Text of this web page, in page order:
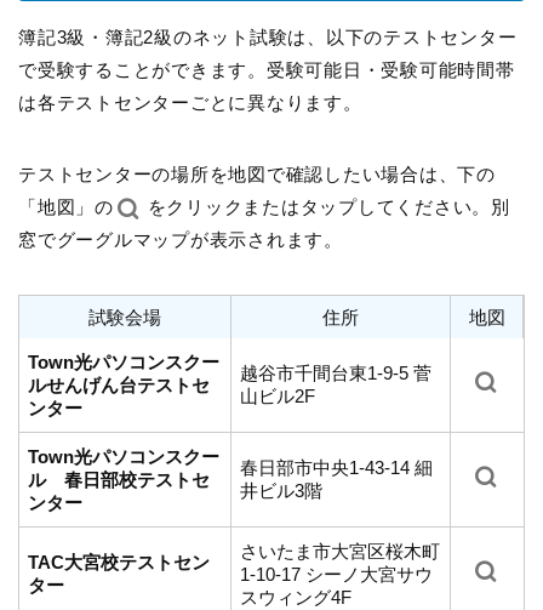
簿記3級・簿記2級のネット試験は、以下のテストセンター
で受験することができます。受験可能日・受験可能時間帯
は各テストセンターごとに異なります。
テストセンターの場所を地図で確認したい場合は、下の
「地図」の
をクリックまたはタップしてください。別
窓でグーグルマップが表示されます。
試験会場 住所 地図
Town光パソコンスクー
ルせんげん台テストセ
ンター
越谷市千間台東1-9-5 菅
山ビル2F
Town光パソコンスクー
ル 春日部校テストセ
ンター
春日部市中央1-43-14 細
井ビル3階
TAC大宮校テストセン
ター
さいたま市大宮区桜木町
1-10-17 シーノ大宮サウ
スウィング4F